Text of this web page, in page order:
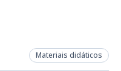
Materiais didáticos